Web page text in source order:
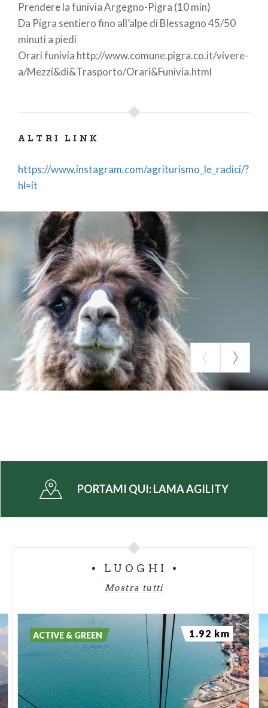
Prendere la funivia Argegno-Pigra (10 min)
Da Pigra sentiero fino all’alpe di Blessagno 45/50
minuti a piedi
Orari funivia http://www.comune.pigra.co.it/vivere-
a/Mezzi&di&Trasporto/Orari&Funivia.html
ALTRI LINK
https://www.instagram.com/agriturismo_le_radici/?
hl=it
PORTAMI QUI:LAMA AGILITY
LUOGHI
Mostra tutti
ACTIVE & GREEN 1.92 km